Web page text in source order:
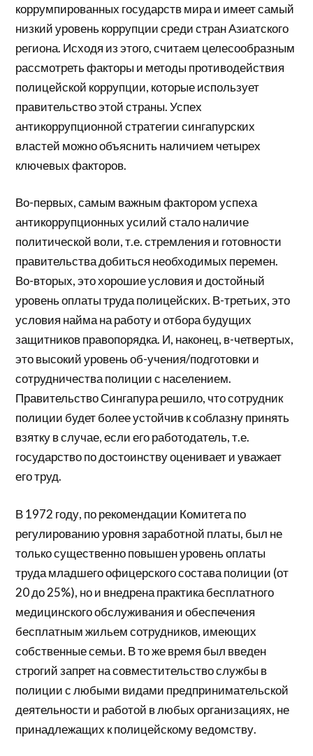
коррумпированных государств мира и имеет самый
низкий уровень коррупции среди стран Азиатского
региона. Исходя из этого, считаем целесообразным
рассмотреть факторы и методы противодействия
полицейской коррупции, которые использует
правительство этой страны. Успех
антикоррупционной стратегии сингапурских
властей можно объяснить наличием четырех
ключевых факторов.
Во-первых, самым важным фактором успеха
антикоррупционных усилий стало наличие
политической воли, т.е. стремления и готовности
правительства добиться необходимых перемен.
Во-вторых, это хорошие условия и достойный
уровень оплаты труда полицейских. В-третьих, это
условия найма на работу и отбора будущих
защитников правопорядка. И, наконец, в-четвертых,
это высокий уровень об-учения/подготовки и
сотрудничества полиции с населением.
Правительство Сингапура решило, что сотрудник
полиции будет более устойчив к соблазну принять
взятку в случае, если его работодатель, т.е.
государство по достоинству оценивает и уважает
его труд.
В 1972 году, по рекомендации Комитета по
регулированию уровня заработной платы, был не
только существенно повышен уровень оплаты
труда младшего офицерского состава полиции (от
20 до 25%), но и внедрена практика бесплатного
медицинского обслуживания и обеспечения
бесплатным жильем сотрудников, имеющих
собственные семьи. В то же время был введен
строгий запрет на совместительство службы в
полиции с любыми видами предпринимательской
деятельности и работой в любых организациях, не
принадлежащих к полицейскому ведомству.